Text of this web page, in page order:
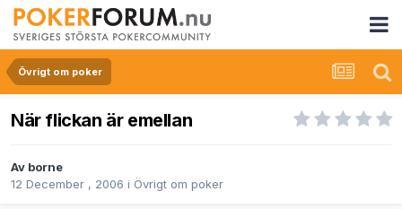
Övrigt om poker
När flickan är emellan
Av borne
12 December , 2006 i Övrigt om poker